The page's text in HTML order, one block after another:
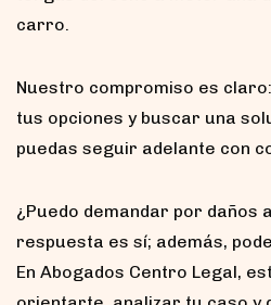
carro.
Nuestro compromiso es
tus opciones y buscar una
puedas seguir adelante con
¿Puedo demandar por daños
respuesta es sí; además,
En Abogados Centro Legal,